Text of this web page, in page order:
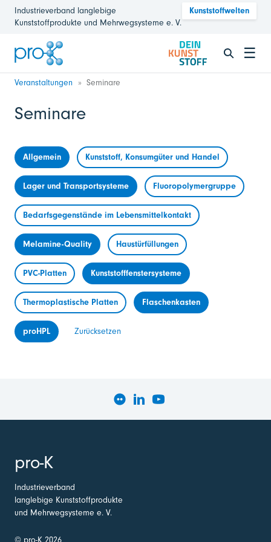
Industrieverband langlebige
Kunststoffprodukte und Mehrwegsysteme e. V.
Kunststoffwelten
☰
Veranstaltungen Seminare
Seminare
Allgemein Kunststoff, Konsumgüter und Handel
Lager und Transportsysteme Fluoropolymergruppe
Bedarfsgegenstände im Lebensmittelkontakt
Melamine-Quality Haustürfüllungen
PVC-Platten Kunststofffenstersysteme
Thermoplastische Platten Flaschenkasten
proHPL Zurücksetzen
pro-K
Industrieverband
langlebige Kunststoffprodukte
und Mehrwegsysteme e. V.
© pro-K 2026